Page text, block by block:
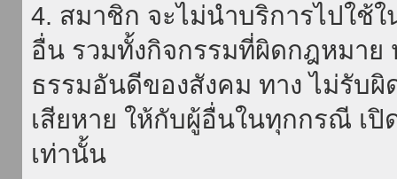
4. สมาชิก จะไม่นำบริการไปใช้
อื่น รวมทั้งกิจกรรมที่ผิดกฎหมาย
ธรรมอันดีของสังคม ทาง ไม่รับ
เสียหาย ให้กับผู้อื่นในทุกกรณี เปิ
เท่านั้น